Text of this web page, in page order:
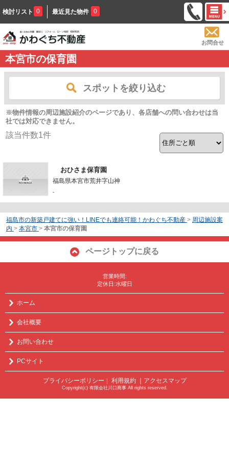
検討リスト 0 最近見た物件 0
お問合せ
本宮市の保育園
スポットを絞り込む
※物件情報の周辺施設紹介のページであり、各店舗への問い合わせは当
社では対応できません。
該当件数1件
おひさま保育園
福島県本宮市荒井字山神
-
福島市の新築戸建てに強い！LINEでも連絡可能！かわぐち不動産 > 周辺施設案
内 > 本宮市 > 本宮市の保育園
ページトップに戻る
営業時間:
定休日:水曜日
ホーム
会社概要
お問い合わせ
PCサイト
プライバシーポリシー ｜ 利用規約 ｜アクセスマップ
Copyright(c) 有限会社川口商事 All rights reserved.